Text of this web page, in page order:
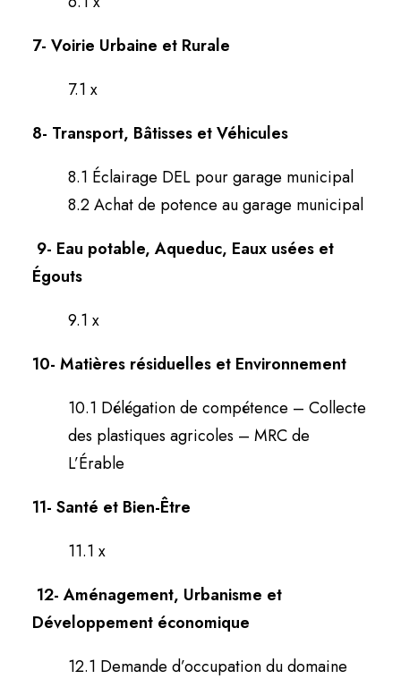
7- Voirie Urbaine et Rurale
7.1 x
8- Transport, Bâtisses et Véhicules
8.1 Éclairage DEL pour garage municipal
8.2 Achat de potence au garage municipal
9- Eau potable, Aqueduc, Eaux usées et
Égouts
9.1 x
10- Matières résiduelles et Environnement
10.1 Délégation de compétence – Collecte
des plastiques agricoles – MRC de
L’Érable
11- Santé et Bien-Être
11.1 x
12- Aménagement, Urbanisme et
Développement économique
12.1 Demande d’occupation du domaine